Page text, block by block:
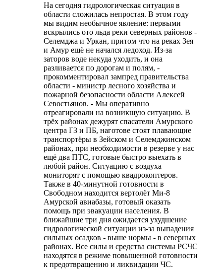
На сегодня гидрологическая ситуация в
области сложилась непростая. В этом году
мы видим необычное явление: первыми
вскрылись ото льда реки северных районов -
Селемджа и Уркан, притом что на реках Зея
и Амур ещё не начался ледоход. Из-за
заторов воде некуда уходить, и она
разливается по дорогам и полям, -
прокомментировал зампред правительства
области - министр лесного хозяйства и
пожарной безопасности области Алексей
Севостьянов. - Мы оперативно
отреагировали на возникшую ситуацию. В
трёх районах дежурят спасатели Амурского
центра ГЗ и ПБ, наготове стоят плавающие
транспортёры в Зейском и Селемджинском
районах, при необходимости в резерве у нас
ещё два ПТС, готовые быстро выехать в
любой район. Ситуацию с воздуха
мониторят с помощью квадрокоптеров.
Также в 40-минутной готовности в
Свободном находится вертолёт Ми-8
Амурской авиабазы, готовый оказать
помощь при эвакуации населения. В
ближайшие три дня ожидается ухудшение
гидрологической ситуации из-за выпадения
сильных осадков - выше нормы - в северных
районах. Все силы и средства системы РСЧС
находятся в режиме повышенной готовности
к предотвращению и ликвидации ЧС.